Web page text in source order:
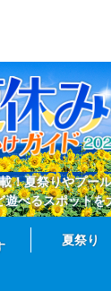
！夏祭りやプー
遊べるスポットを
夏祭り